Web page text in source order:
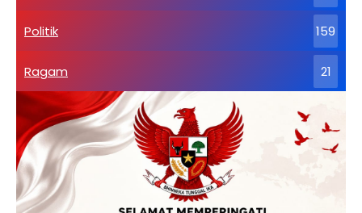
Politik 159
Ragam 21